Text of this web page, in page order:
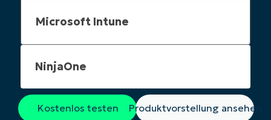
NinjaOne
Kostenlos testen Produktvorstellung ansehen